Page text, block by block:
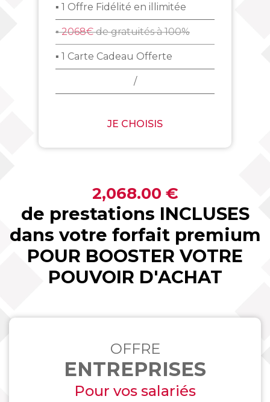
▪ 1 Offre Fidélité en illimitée
▪2068€de gratuités à 100%
▪ 1 Carte Cadeau Offerte
/
JE CHOISIS
2,068.00 €
de prestations INCLUSES
dans votre forfait premium
POUR BOOSTER VOTRE
POUVOIR D'ACHAT
OFFRE
ENTREPRISES
Pour vos salariés